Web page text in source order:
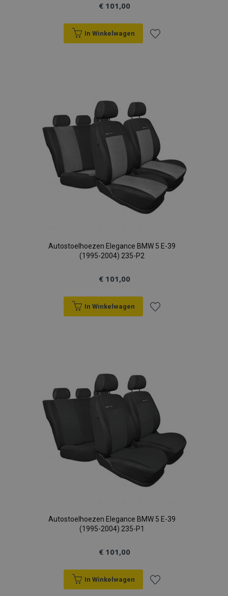
€ 101,00
In Winkelwagen
verlanglijst
Autostoelhoezen Elegance BMW 5 E-39
(1995-2004) 235-P2
€ 101,00
In Winkelwagen
verlanglijst
Autostoelhoezen Elegance BMW 5 E-39
(1995-2004) 235-P1
€ 101,00
In Winkelwagen